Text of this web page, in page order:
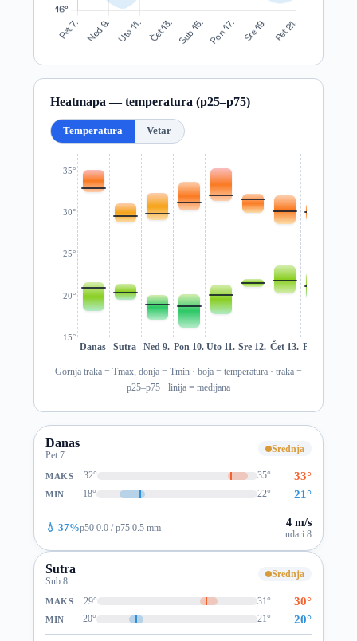
Heatmapa — temperatura (p25–p75)
Temperatura Vetar
15°
20°
25°
30°
35°
Danas Sutra Ned 9. Pon 10. Uto 11. Sre 12. Čet 13. Pet 14.
Gornja traka = Tmax, donja = Tmin · boja = temperatura · traka =
p25–p75 · linija = medijana
Danas
Pet 7.
Srednja
MAKS 32° 35° 33°
MIN 18° 22° 21°
💧 37%p50 0.0 / p75 0.5 mm 4 m/s
udari 8
Sutra
Sub 8.
Srednja
MAKS 29° 31° 30°
MIN 20° 21° 20°